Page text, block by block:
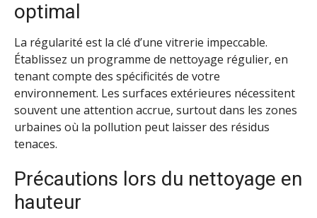
optimal
La régularité est la clé d’une vitrerie impeccable.
Établissez un programme de nettoyage régulier, en
tenant compte des spécificités de votre
environnement. Les surfaces extérieures nécessitent
souvent une attention accrue, surtout dans les zones
urbaines où la pollution peut laisser des résidus
tenaces.
Précautions lors du nettoyage en
hauteur